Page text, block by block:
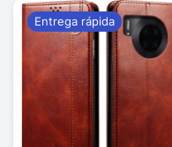
Entrega rápida